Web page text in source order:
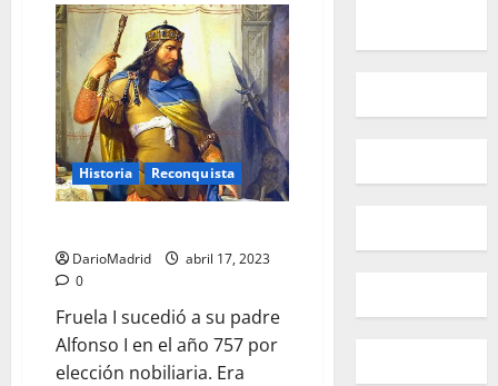
La
Batalla
de
Covadonga,
el
inicio
de
la
Reconquista
Historia Reconquista
DarioMadrid
abril 17, 2023
0
Fruela I sucedió a su padre
Alfonso I en el año 757 por
elección nobiliaria. Era